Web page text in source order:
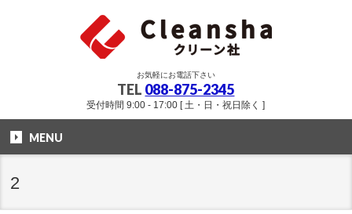
お気軽にお電話下さい
TEL 088-875-2345
受付時間 9:00 - 17:00 [ 土・日・祝日除く ]
MENU
2